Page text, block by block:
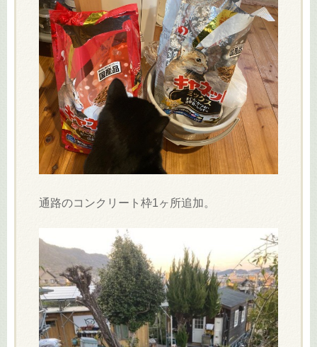
通路のコンクリート枠1ヶ所追加。